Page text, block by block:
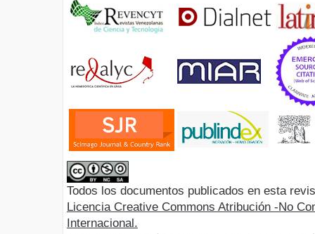
Todos los documentos publicados en esta
Licencia Creative Commons Atribución -No
Internacional.